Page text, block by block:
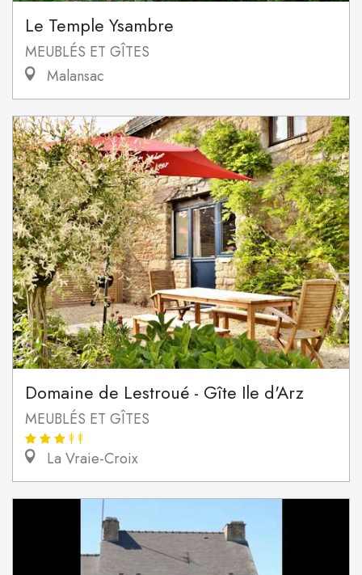
Le Temple Ysambre
MEUBLÉS ET GÎTES
Malansac
Domaine de Lestroué - Gîte Ile d'Arz
MEUBLÉS ET GÎTES
La Vraie-Croix